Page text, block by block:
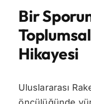
Bir
Hikayesi
Uluslararası